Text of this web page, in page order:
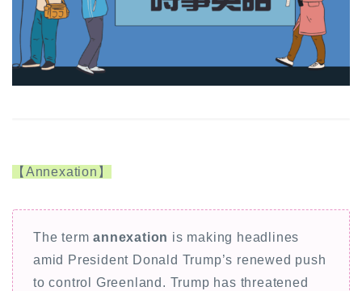
【Annexation】
The termannexation is making headlines
amid President Donald Trump’s renewed push
to control Greenland. Trump has threatened